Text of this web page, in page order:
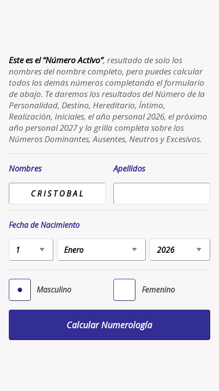
Este es el “Número Activo”, resultado de solo los
nombres del nombre completo, pero puedes calcular
todos los demás números completando el formulario
de abajo. Te daremos los resultados del Número de la
Personalidad, Destino, Hereditario, Íntimo,
Realización, Iniciales, el año personal 2026, el próximo
año personal 2027 y la grilla completa sobre los
Números Dominantes, Ausentes, Neutros y Excesivos.
Nombres Apellidos
Fecha de Nacimiento
Masculino Femenino